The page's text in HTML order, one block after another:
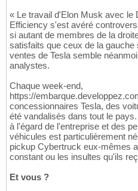
« Le travail d'Elon Musk avec le
Efficiency s'est avéré
si autant de membres de la
satisfaits que ceux de la
ventes de Tesla semble
analystes.
Chaque week-end,
https://
concessionnaires Tesla, des
été vandalisés dans tout le
à l'égard de l'entreprise et des
véhicules est particulièrement
pickup Cybertruck eux-mêmes
constant ou les insultes qu'ils
Et vous ?